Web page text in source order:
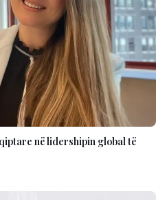
në lidershipin global të